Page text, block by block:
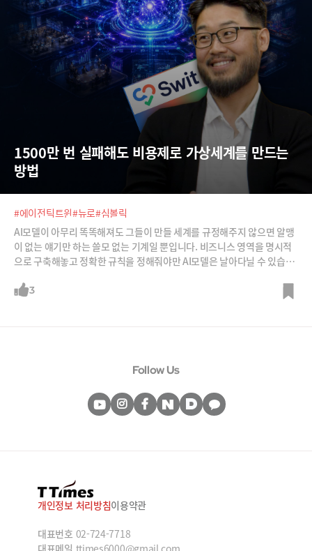
1500만 번 실패해도 비용제로 가상세계를 만드는
방법
#에이전틱트윈#뉴로#심볼릭
AI모델이 아무리 똑똑해져도 그들이 만들 세계를 규정해주지 않으면 알맹
이 없는 얘기만 하는 쓸모 없는 기계일 뿐입니다. 비즈니스 영역을 명시적
으로 구축해놓고 정확한 규칙을 정해줘야만 AI모델은 날아다닐 수 있습니
패와 성공 케이스도 거의 비용을 들이지 않고 무한히 반복해볼 수 있다고
3
Follow Us
개인정보 처리방침이용약관
대표번호 02-724-7718